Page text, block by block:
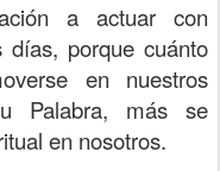
a actuar con
días, porque cuánto
en nuestros
Palabra, más se
en nosotros.